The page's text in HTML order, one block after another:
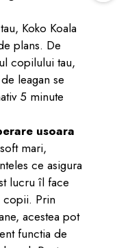
Koko Koala
plans. De
copilului tau,
leagan se
5 minute
usoara
mari,
ce asigura
lucru îl face
copii. Prin
acestea pot
functia de